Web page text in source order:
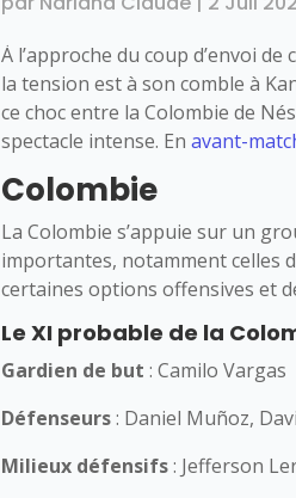
À l’approche du coup d’envoi
la tension est à son comble à
ce choc entre la Colombie de
spectacle intense. Enavant-
Colombie
La Colombie s’appuie sur un
importantes, notamment celles
certaines options offensives et
Le XI probable de la
Gardien de but : Camilo Vargas
Défenseurs: Daniel Muñoz,
Milieux défensifs: Jefferson